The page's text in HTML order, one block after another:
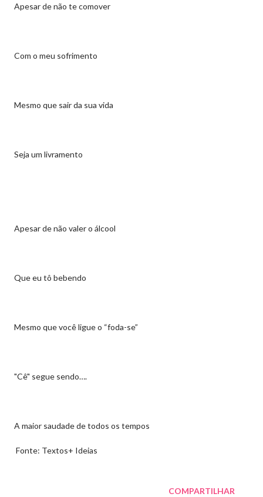
Apesar de não te comover
Com o meu sofrimento
Mesmo que sair da sua vida
Seja um livramento
Apesar de não valer o álcool
Que eu tô bebendo
Mesmo que você ligue o “foda-se”
"Cê" segue sendo….
A maior saudade de todos os tempos
Fonte: Textos+ Ideias
COMPARTILHAR